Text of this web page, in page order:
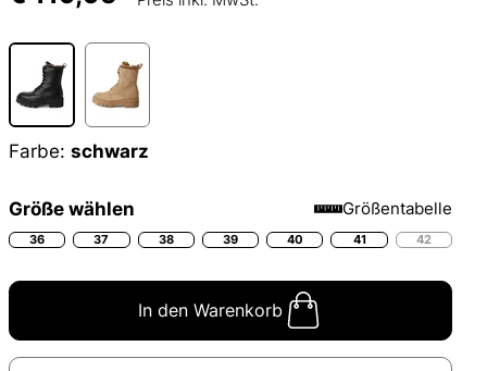
Farbe: schwarz
Größe wählen Größentabelle
36 37 38 39 40 41 42
In den Warenkorb